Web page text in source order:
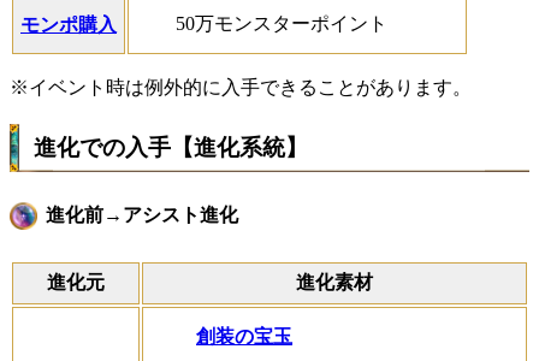
モンポ購入 50万モンスターポイント
※イベント時は例外的に入手できることがあります。
進化での入手【進化系統】
進化前→アシスト進化
進化元 進化素材
創装の宝玉